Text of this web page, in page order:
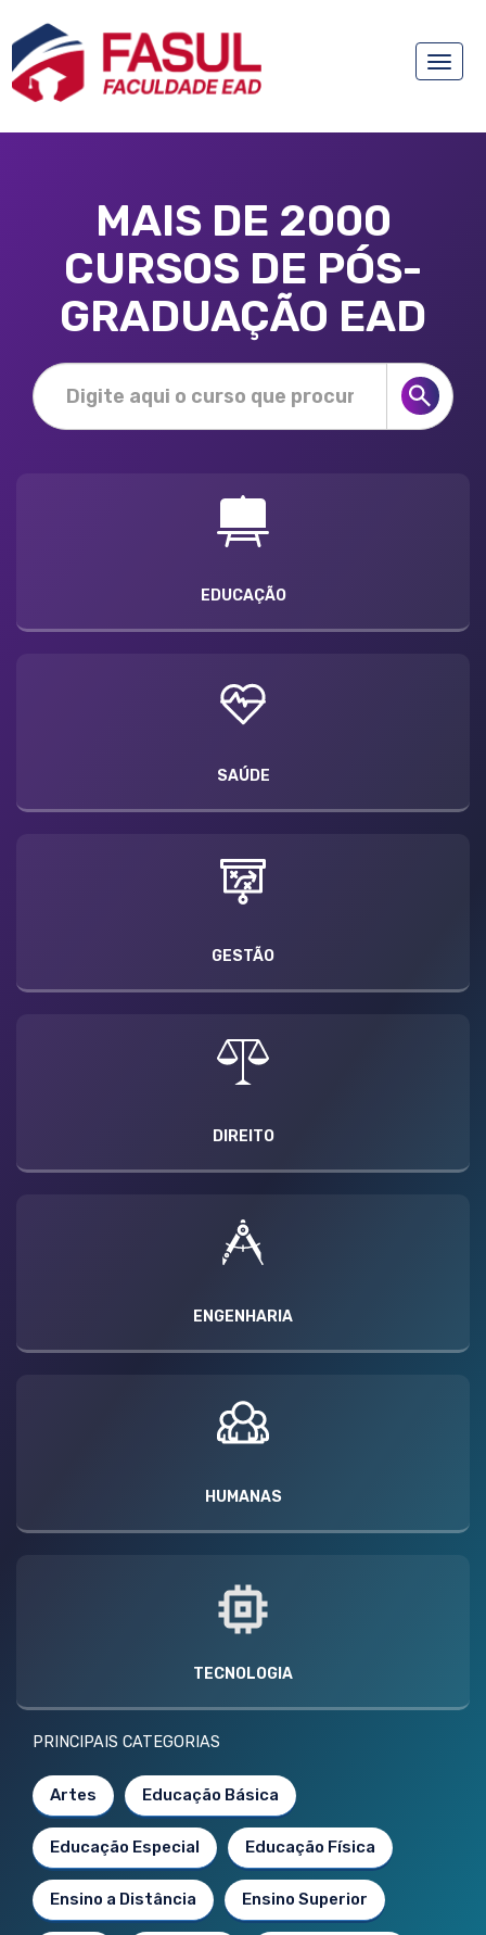
Toggle
MAIS DE 2000
CURSOS DE PÓS-
GRADUAÇÃO EAD
EDUCAÇÃO
SAÚDE
GESTÃO
DIREITO
ENGENHARIA
HUMANAS
TECNOLOGIA
PRINCIPAIS CATEGORIAS
Artes Educação Básica
Educação Especial Educação Física
Ensino a Distância Ensino Superior